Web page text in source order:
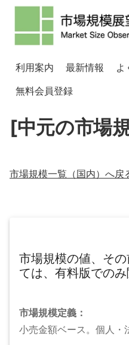
利用案内 最新情報 よ
無料会員登録
[中元の市場
市場規模一覧（国内）へ戻
市場規模の値、そ
ては、有料版でのみ
市場規模定義：
小売金額ベース。個人・